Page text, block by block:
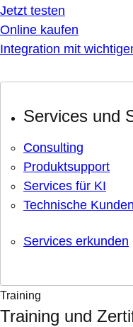
Jetzt testen
Online kaufen
Integration mit
Services und
Consulting
Produktsupport
Services für KI
Technische
Services erkunden
Training
Training und